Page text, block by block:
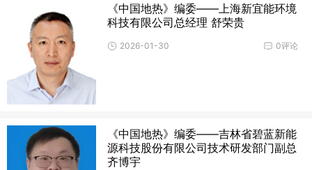
《中国地热》编委——上海新宜能环境
科技有限公司总经理 舒荣贵
0评论
2026-01-30
《中国地热》编委——吉林省碧蓝新能
源科技股份有限公司技术研发部门副总
齐博宇